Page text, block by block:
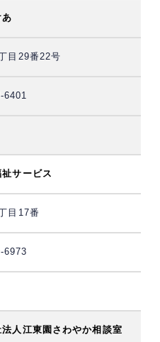
目29番22号
6401
サービス
目17番
6973
人江東園さわやか相談室